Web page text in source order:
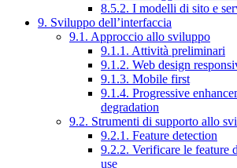
8.5.2. I modelli di sito e
9. Sviluppo dell’interfaccia
9.1. Approccio allo sviluppo
9.1.1. Attività preliminari
9.1.2. Web design
9.1.3. Mobile first
9.1.4. Progressive
degradation
9.2. Strumenti di supporto allo
9.2.1. Feature detection
9.2.2. Verificare le feature
use